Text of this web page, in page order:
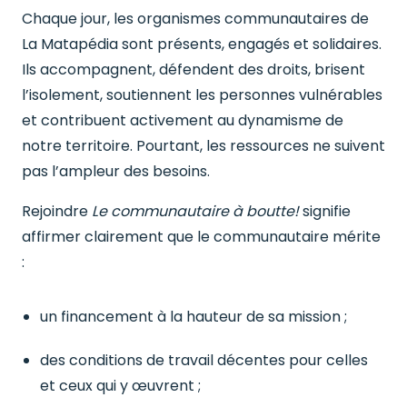
Chaque jour, les organismes communautaires de
La Matapédia sont présents, engagés et solidaires.
Ils accompagnent, défendent des droits, brisent
l’isolement, soutiennent les personnes vulnérables
et contribuent activement au dynamisme de
notre territoire. Pourtant, les ressources ne suivent
pas l’ampleur des besoins.
Rejoindre Le communautaire à boutte!signifie
affirmer clairement que le communautaire mérite
:
un financement à la hauteur de sa mission ;
des conditions de travail décentes pour celles
et ceux qui y œuvrent ;